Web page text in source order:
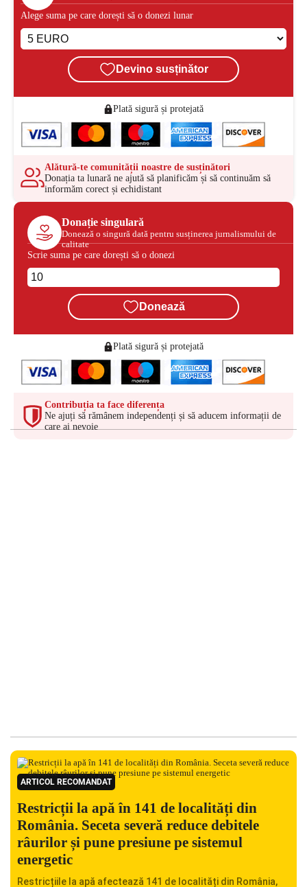
Alege suma pe care dorești să o donezi lunar
Devino susținător
Plată sigură și protejată
Alătură-te comunității noastre de susținători
Donația ta lunară ne ajută să planificăm și să continuăm să
informăm corect și echidistant
Donație singulară
Donează o singură dată pentru susținerea jurnalismului de
calitate
Scrie suma pe care dorești să o donezi
Donează
Plată sigură și protejată
Contribuția ta face diferența
Ne ajuți să rămânem independenți și să aducem informații de
care ai nevoie
ARTICOL RECOMANDAT
Restricții la apă în 141 de localități din
România. Seceta severă reduce debitele
râurilor și pune presiune pe sistemul
energetic
Restricțiile la apă afectează 141 de localități din România,